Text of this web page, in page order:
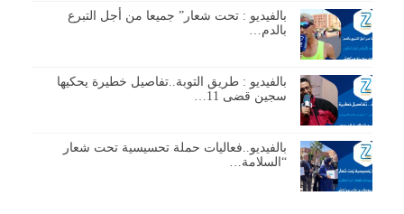
بالفيديو : تحت شعار” جميعا من أجل التبرع
بالدم…
بالفيديو : طريق التوبة..تفاصيل خطيرة يحكيها
سجين قضى 11…
بالفيديو..فعاليات حملة تحسيسية تحت شعار
“السلامة…